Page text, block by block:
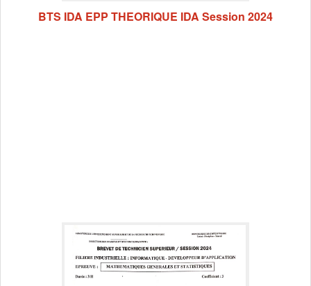
BTS IDA EPP THEORIQUE IDA Session 2024